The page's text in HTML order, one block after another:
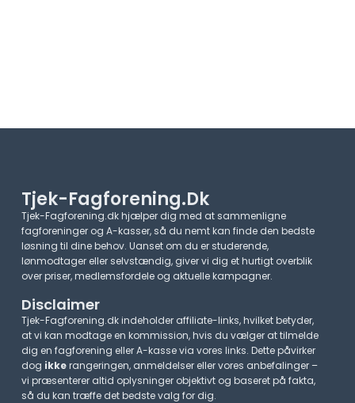
Tjek-Fagforening.dk
Tjek-Fagforening.dk hjælper dig med at sammenligne
fagforeninger og A-kasser, så du nemt kan finde den bedste
løsning til dine behov. Uanset om du er studerende,
lønmodtager eller selvstændig, giver vi dig et hurtigt overblik
over priser, medlemsfordele og aktuelle kampagner.​
Disclaimer
Tjek-Fagforening.dk indeholder affiliate-links, hvilket betyder,
at vi kan modtage en kommission, hvis du vælger at tilmelde
dig en fagforening eller A-kasse via vores links. Dette påvirker
dog ikkerangeringen, anmeldelser eller vores anbefalinger –
vi præsenterer altid oplysninger objektivt og baseret på fakta,
så du kan træffe det bedste valg for dig.